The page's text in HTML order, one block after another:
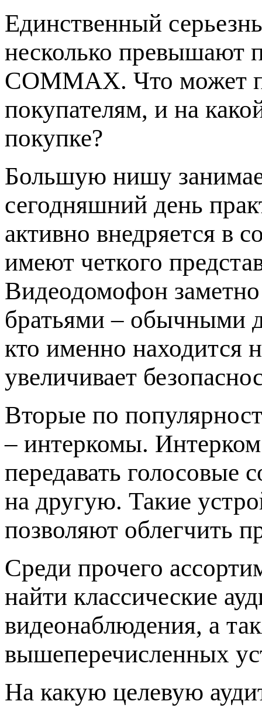
Единственный
несколько
COMMAX. Что может
покупателям, и на
покупке?
Большую нишу
сегодняшний день
активно внедряется в
имеют четкого
Видеодомофон
братьями – обычными
кто именно находится
увеличивает
Вторые по
– интеркомы. Интерком
передавать голосовые
на другую. Такие
позволяют облегчить
Среди прочего
найти классические
видеонаблюдения, а
вышеперечисленных
На какую целевую